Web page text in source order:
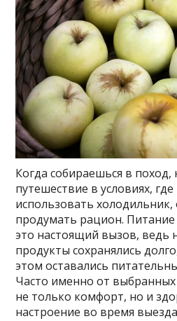
Когда собираешься в поход,
путешествие в условиях,
использовать
продумать рацион.
это настоящий вызов, ведь
продукты сохранялись
этом оставались
Часто именно от
не только комфорт, но и
настроение во время